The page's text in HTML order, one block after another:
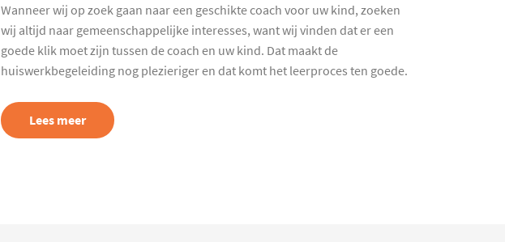
Wanneer wij op zoek gaan naar een geschikte coach voor uw kind, zoeken
wij altijd naar gemeenschappelijke interesses, want wij vinden dat er een
goede klik moet zijn tussen de coach en uw kind. Dat maakt de
huiswerkbegeleiding nog plezieriger en dat komt het leerproces ten goede.
Lees meer